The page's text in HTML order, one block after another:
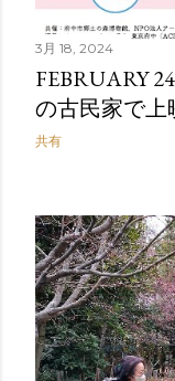
3月 18, 2024
FEBRUARY
の古民家で上
共有